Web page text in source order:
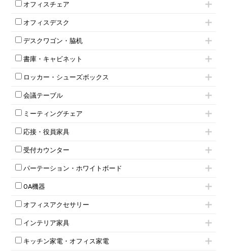
オフィスチェア
肘付きチェア
肘無しチェア
役員チェア
オフィスチェアその他
オフィスデスク
片袖机
フリーアドレスデスク（ベンチデスク）
昇降デスク
両袖机
デスクワゴン・脇机
インワゴン2段
インワゴン3段
脇机
書庫・キャビネット
ハイキャビネット
ローキャビネット
両開きキャビネット
上下連結キャビネット
軽量ラック（スチールラック）
収納家具その他
両開書庫
ラテラル書庫
ロッカー・シューズボックス
1人用ロッカー
2人用ロッカー
3人用ロッカー
5人用ロッカー
8人用ロッカー
多人数ロッカー
ダイヤル錠ロッカー
ダイヤル錠ロッカー
ワードローブ・クローゼット
会議テーブル
ミーティングテーブル
スタッキングテーブル
ネスティングテーブル
カウンターテーブル
T字脚テーブル
会議テーブルW1200～
会議テーブルW1800～
平行スタックテーブル
会議テーブルその他
ミーティングチェア
キャスター付きミーティングチェア
スタッキングミーティングチェア
テーブル付きミーティングチェア
折りたたみミーティングチェア
ハイチェア
ミーティングチェアその他
応接・役員家具
応接セット
応接ソファ
応接チェア
応接・役員家具その他
受付カウンター
ハイカウンター
ローカウンター
ラウンジカウンター
パーテーション・ホワイトボード
パーテーション
自立タイプパーテーション
パーテーションその他
壁掛けホワイトボード
ホワイトボードその他
OA機器
電話機（ビジネスフォン）
シュレッダー
スクリーン
オフィスアクセサリー
チェア用台車
演台・講演台・演説台
防音パネル
インテリア家具
モールドチェア
ダイニングチェア
キッチン家電・オフィス家電